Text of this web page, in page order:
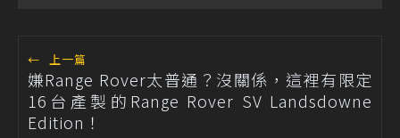
← 上一篇
嫌Range Rover太普通？沒關係，這裡有限定
16台產製的Range Rover SV Landsdowne
Edition！